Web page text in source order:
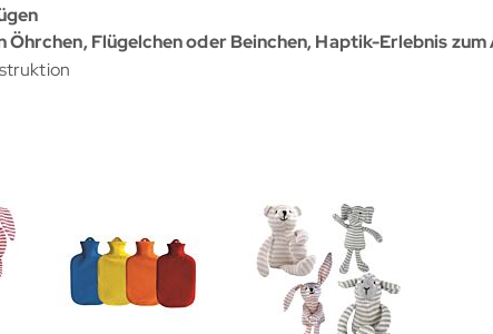
Flügelchen oder Beinchen, Haptik-Erlebnis zum